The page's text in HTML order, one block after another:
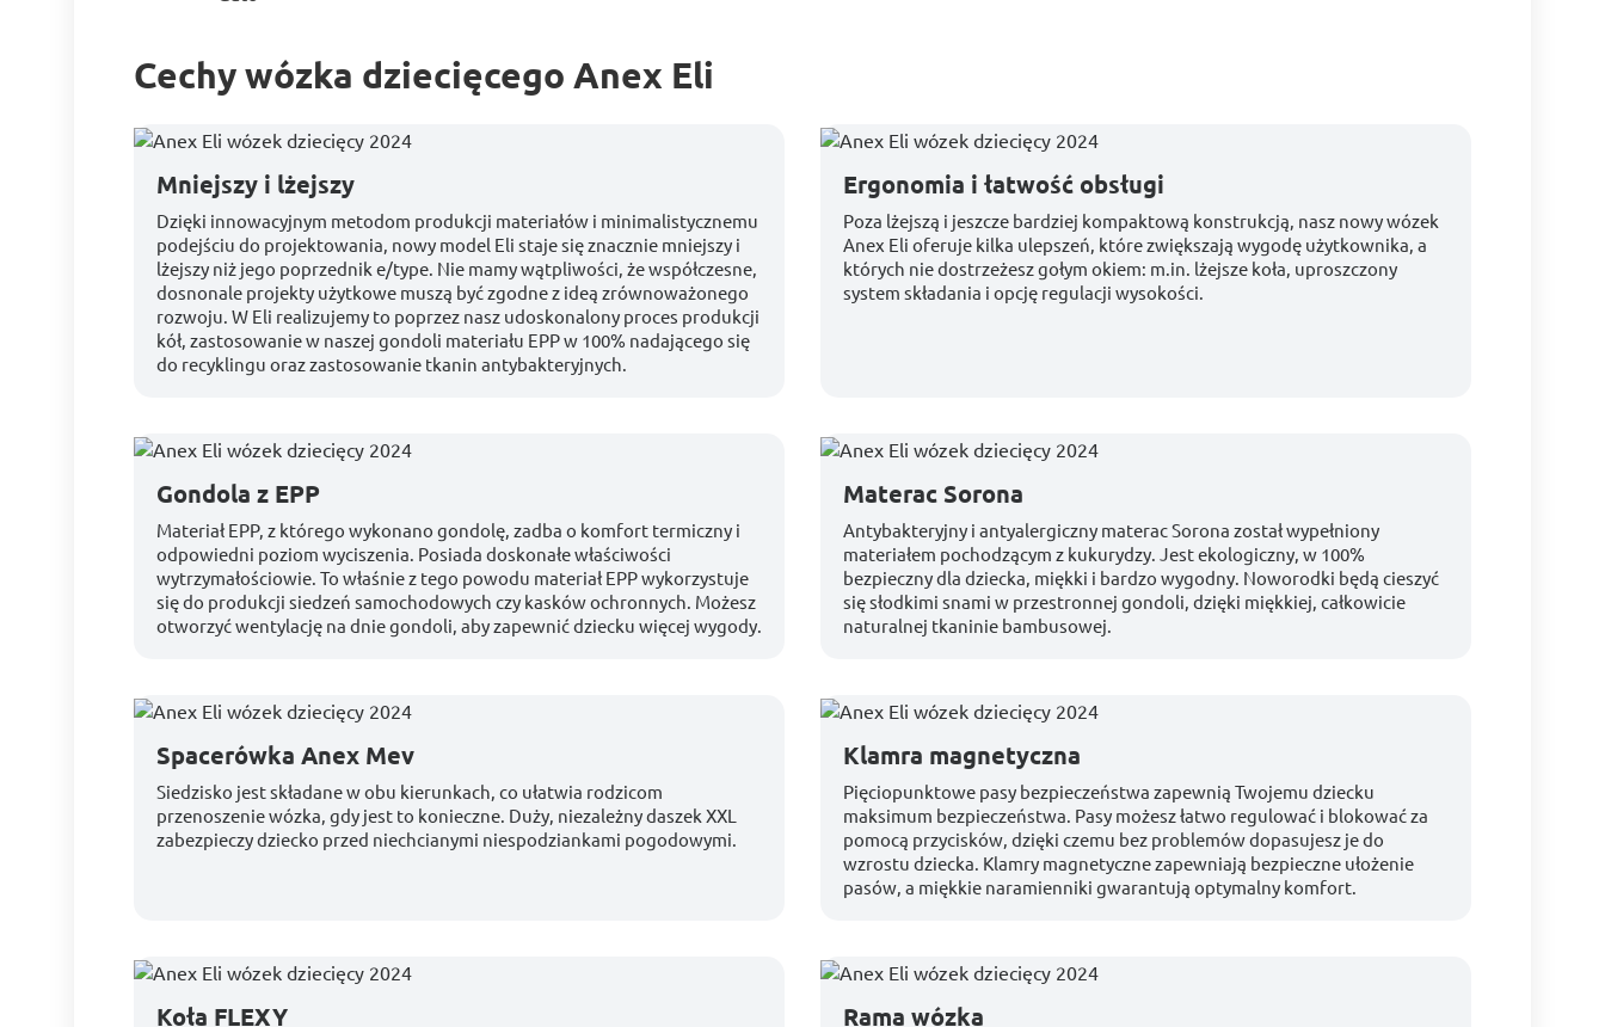
Cechy wózka dziecięcego Anex Eli
Mniejszy i lżejszy
Dzięki innowacyjnym metodom produkcji materiałów i minimalistycznemu
podejściu do projektowania, nowy model Eli staje się znacznie mniejszy i
lżejszy niż jego poprzednik e/type. Nie mamy wątpliwości, że współczesne,
dosnonale projekty użytkowe muszą być zgodne z ideą zrównoważonego
rozwoju. W Eli realizujemy to poprzez nasz udoskonalony proces produkcji
kół, zastosowanie w naszej gondoli materiału EPP w 100% nadającego się
do recyklingu oraz zastosowanie tkanin antybakteryjnych.
Ergonomia i łatwość obsługi
Poza lżejszą i jeszcze bardziej kompaktową konstrukcją, nasz nowy wózek
Anex Eli oferuje kilka ulepszeń, które zwiększają wygodę użytkownika, a
których nie dostrzeżesz gołym okiem: m.in. lżejsze koła, uproszczony
system składania i opcję regulacji wysokości.
Gondola z EPP
Materiał EPP, z którego wykonano gondolę, zadba o komfort termiczny i
odpowiedni poziom wyciszenia. Posiada doskonałe właściwości
wytrzymałościowie. To właśnie z tego powodu materiał EPP wykorzystuje
się do produkcji siedzeń samochodowych czy kasków ochronnych. Możesz
otworzyć wentylację na dnie gondoli, aby zapewnić dziecku więcej wygody.
Materac Sorona
Antybakteryjny i antyalergiczny materac Sorona został wypełniony
materiałem pochodzącym z kukurydzy. Jest ekologiczny, w 100%
bezpieczny dla dziecka, miękki i bardzo wygodny. Noworodki będą cieszyć
się słodkimi snami w przestronnej gondoli, dzięki miękkiej, całkowicie
naturalnej tkaninie bambusowej.
Spacerówka Anex Mev
Siedzisko jest składane w obu kierunkach, co ułatwia rodzicom
przenoszenie wózka, gdy jest to konieczne. Duży, niezależny daszek XXL
zabezpieczy dziecko przed niechcianymi niespodziankami pogodowymi.
Klamra magnetyczna
Pięciopunktowe pasy bezpieczeństwa zapewnią Twojemu dziecku
maksimum bezpieczeństwa. Pasy możesz łatwo regulować i blokować za
pomocą przycisków, dzięki czemu bez problemów dopasujesz je do
wzrostu dziecka. Klamry magnetyczne zapewniają bezpieczne ułożenie
pasów, a miękkie naramienniki gwarantują optymalny komfort.
Koła FLEXY Rama wózka